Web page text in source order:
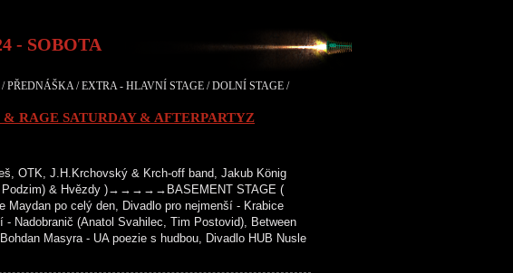
- SOBOTA
PŘEDNÁŠKA / EXTRA - HLAVNÍ STAGE / DOLNÍ STAGE /
RAGE SATURDAY & AFTERPARTYZ
OTK, J.H.Krchovský & Krch-off band, Jakub König
Podzim) & Hvězdy )→→→→→BASEMENT STAGE (
Maydan po celý den, Divadlo pro nejmenší - Krabice
- Nadobranič (Anatol Svahilec, Tim Postovid), Between
Masyra - UA poezie s hudbou, Divadlo HUB Nusle